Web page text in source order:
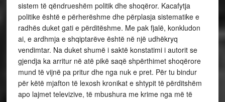
sistem të qëndrueshëm politik dhe shoqëror. Kacafytja
politike është e përherëshme dhe përplasja sistematike e
radhës duket gati e përditëshme. Me pak fjalë, konkludon
ai, e ardhmja e shqiptarëve është në një udhëkryq
vendimtar. Na duket shumë i saktë konstatimi i autorit se
gjendja ka arritur në atë pikë saqë shpërthimet shoqërore
mund të vijnë pa pritur dhe nga nuk e pret. Për tu bindur
për këtë mjafton të lexosh kronikat e shtypit të përditshëm
apo lajmet televizive, të mbushura me krime nga më të